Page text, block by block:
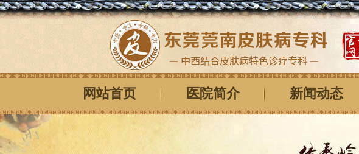
网站首页 医院简介 新闻动态